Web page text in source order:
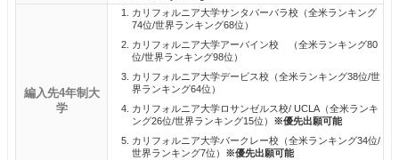
編入先4年制大
学
カリフォルニア大学サンタバーバラ校（全米ランキング
74位/世界ランキング68位）
カリフォルニア大学アーバイン校 （全米ランキング80
位/世界ランキング98位）
カリフォルニア大学デービス校（全米ランキング38位/世
界ランキング64位）
カリフォルニア大学ロサンゼルス校/ UCLA（全米ランキ
ング26位/世界ランキング15位） ※優先出願可能
カリフォルニア大学バークレー校（全米ランキング34位/
世界ランキング7位） ※優先出願可能